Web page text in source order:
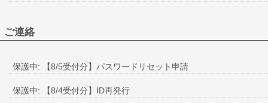
ご連絡
保護中: 【8/5受付分】パスワードリセット申請
保護中: 【8/4受付分】ID再発行